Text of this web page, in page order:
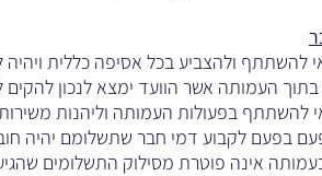
ולהצביע בכל אסיפה כללית ויהיה
בתוך העמותה אשר הוועד ימצא לנכון
להשתתף בפעולות העמותה וליהנות
בפעם לקבוע דמי חבר שתשלומם יהיה
אינה פוטרת מסילוק התשלומים